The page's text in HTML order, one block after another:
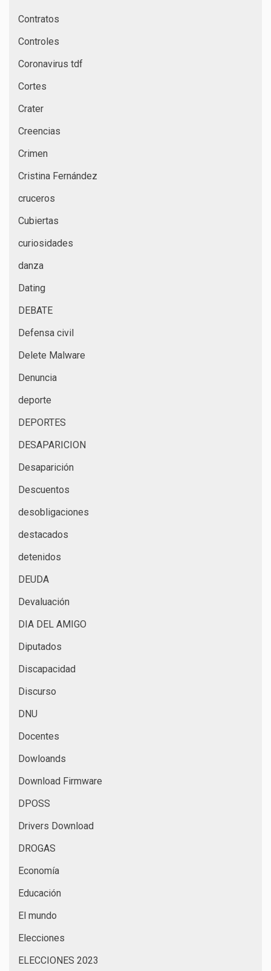
Contratos
Controles
Coronavirus tdf
Cortes
Crater
Creencias
Crimen
Cristina Fernández
cruceros
Cubiertas
curiosidades
danza
Dating
DEBATE
Defensa civil
Delete Malware
Denuncia
deporte
DEPORTES
DESAPARICION
Desaparición
Descuentos
desobligaciones
destacados
detenidos
DEUDA
Devaluación
DIA DEL AMIGO
Diputados
Discapacidad
Discurso
DNU
Docentes
Dowloands
Download Firmware
DPOSS
Drivers Download
DROGAS
Economía
Educación
El mundo
Elecciones
ELECCIONES 2023